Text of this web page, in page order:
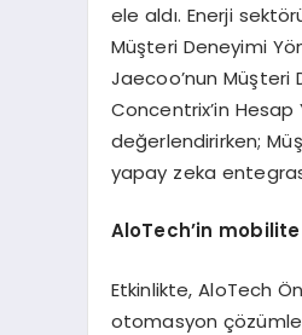
ele aldı. Enerji
Müşteri Deneyimi
Jaecoo’nun Müşteri
Concentrix’in Hesap
değerlendirirken;
yapay zeka
AloTech’in mobilite
Etkinlikte, AloTech
otomasyon